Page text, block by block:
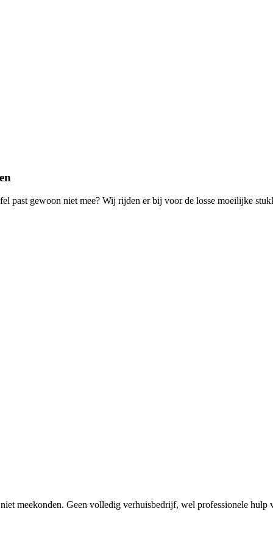
past gewoon niet mee? Wij rijden er bij voor de losse moeilijke
meekonden. Geen volledig verhuisbedrijf, wel professionele hulp